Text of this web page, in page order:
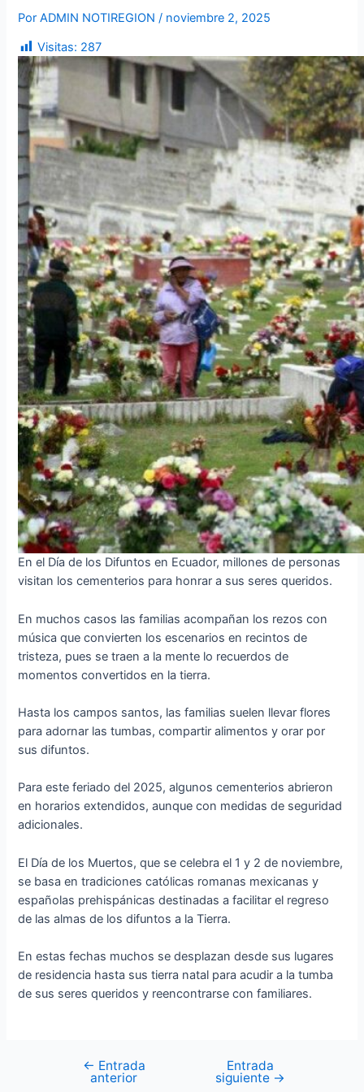
PorADMIN NOTIREGION/ noviembre 2, 2025
Visitas: 287
En el Día de los Difuntos en Ecuador, millones de personas
visitan los cementerios para honrar a sus seres queridos.
En muchos casos las familias acompañan los rezos con
música que convierten los escenarios en recintos de
tristeza, pues se traen a la mente lo recuerdos de
momentos convertidos en la tierra.
Hasta los campos santos, las familias suelen llevar flores
para adornar las tumbas, compartir alimentos y orar por
sus difuntos.
Para este feriado del 2025, algunos cementerios abrieron
en horarios extendidos, aunque con medidas de seguridad
adicionales.
El Día de los Muertos, que se celebra el 1 y 2 de noviembre,
se basa en tradiciones católicas romanas mexicanas y
españolas prehispánicas destinadas a facilitar el regreso
de las almas de los difuntos a la Tierra.
En estas fechas muchos se desplazan desde sus lugares
de residencia hasta sus tierra natal para acudir a la tumba
de sus seres queridos y reencontrarse con familiares.
← Entrada
anterior
Entrada
siguiente →